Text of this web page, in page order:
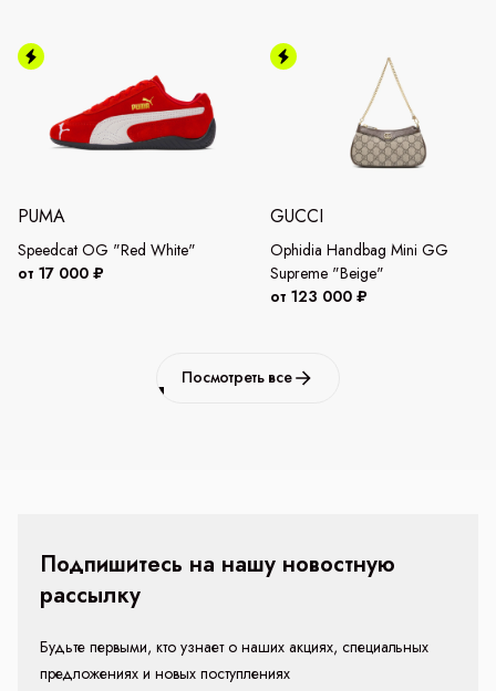
PUMA
Speedcat OG "Red White"
от 17 000 ₽
GUCCI
Ophidia Handbag Mini GG
Supreme "Beige"
от 123 000 ₽
Посмотреть все
Подпишитесь на нашу новостную
рассылку
Будьте первыми, кто узнает о наших акциях, специальных
предложениях и новых поступлениях